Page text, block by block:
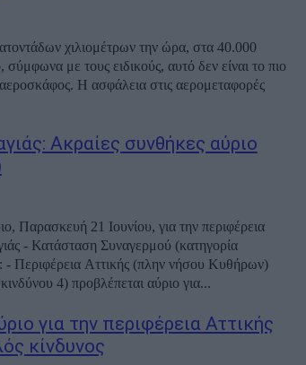
χιλιομέτρων την ώρα, στα 40.000
με τους ειδικούς, αυτό δεν είναι το πιο
Η ασφάλεια στις αερομεταφορές
Ακραίες συνθήκες αύριο
Παρασκευή 21 Ιουνίου, για την περιφέρεια
4) προβλέπεται αύριο για...
για την περιφέρεια Αττικής
κίνδυνος